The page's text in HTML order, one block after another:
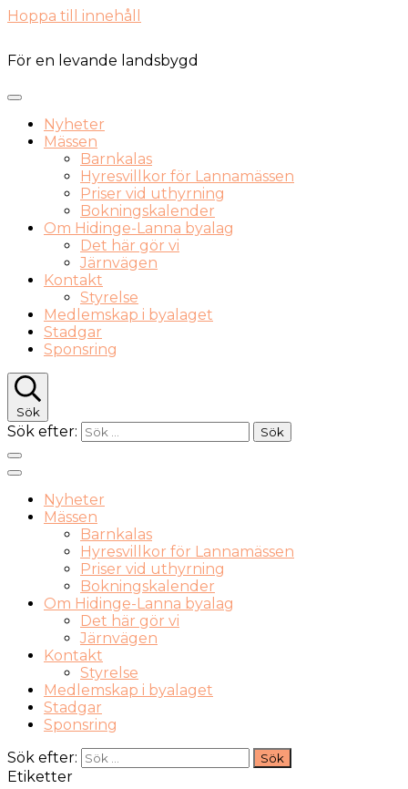
Hoppa till innehåll
För en levande landsbygd
Nyheter
Mässen
Barnkalas
Hyresvillkor för Lannamässen
Priser vid uthyrning
Bokningskalender
Om Hidinge-Lanna byalag
Det här gör vi
Järnvägen
Kontakt
Styrelse
Medlemskap i byalaget
Stadgar
Sponsring
Sök
Sök efter:
Nyheter
Mässen
Barnkalas
Hyresvillkor för Lannamässen
Priser vid uthyrning
Bokningskalender
Om Hidinge-Lanna byalag
Det här gör vi
Järnvägen
Kontakt
Styrelse
Medlemskap i byalaget
Stadgar
Sponsring
Sök efter:
Etiketter